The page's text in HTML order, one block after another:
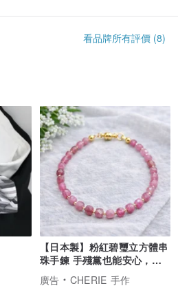
看品牌所有評價 (8)
【日本製】粉紅碧璽立方體串
珠手鍊 手殘黨也能安心，零
壓力的單觸式配戴
廣告 CHERIE 手作